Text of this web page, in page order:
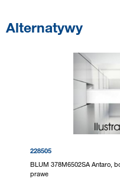
Alternatywy
228505
BLUM 378M6502SA Antaro,
prawe